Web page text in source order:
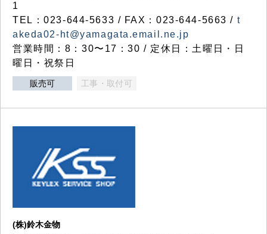
1
TEL：023-644-5633 / FAX：023-644-5663 / t
akeda02-ht@yamagata.email.ne.jp
営業時間：8：30〜17：30 / 定休日：土曜日・日
曜日・祝祭日
販売可 工事・取付可
(株)鈴木金物